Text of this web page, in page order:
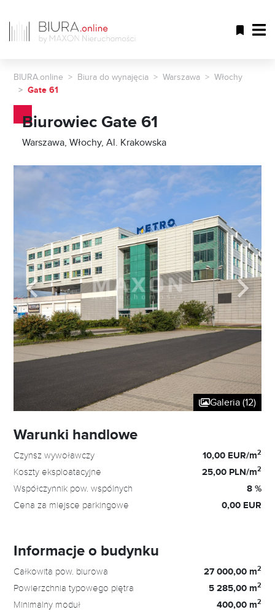
BIURA.online Biura do wynajęcia Warszawa
Włochy
Gate 61
Biurowiec Gate 61
Warszawa, Włochy, Al. Krakowska
Galeria (12)
Warunki handlowe
Czynsz wywoławczy 10,00 EUR/m2
Koszty eksploatacyjne 25,00 PLN/m2
Współczynnik pow. wspólnych 8 %
Cena za miejsce parkingowe 0,00 EUR
Informacje o budynku
Całkowita pow. biurowa 27 000,00 m2
Powierzchnia typowego piętra 5 285,00 m2
Minimalny moduł 400,00 m2